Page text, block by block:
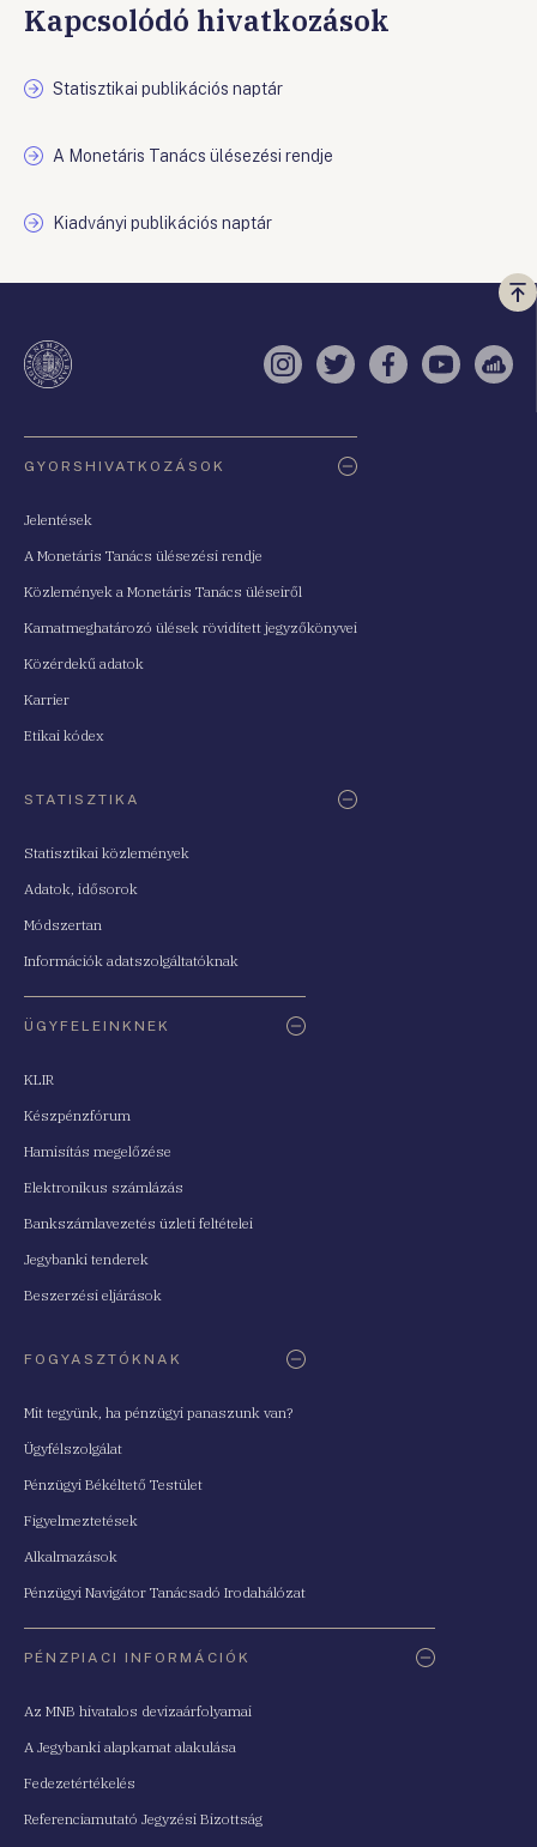
Kapcsolódó hivatkozások
Statisztikai publikációs naptár
A Monetáris Tanács ülésezési rendje
Kiadványi publikációs naptár
a
Instagram
TwitterFacebook
YouTube
GYORSHIVATKOZÁSOK
Jelentések
A Monetáris Tanács ülésezési rendje
Közlemények a Monetáris Tanács üléseiről
Kamatmeghatározó ülések rövidített jegyzőkönyvei
Közérdekű adatok
Karrier
Etikai kódex
STATISZTIKA
Statisztikai közlemények
Adatok, idősorok
Módszertan
Információk adatszolgáltatóknak
ÜGYFELEINKNEK
KLIR
Készpénzfórum
Hamisítás megelőzése
Elektronikus számlázás
Bankszámlavezetés üzleti feltételei
Jegybanki tenderek
Beszerzési eljárások
FOGYASZTÓKNAK
Mit tegyünk, ha pénzügyi panaszunk van?
Ügyfélszolgálat
Pénzügyi Békéltető Testület
Figyelmeztetések
Alkalmazások
Pénzügyi Navigátor Tanácsadó Irodahálózat
PÉNZPIACI INFORMÁCIÓK
Az MNB hivatalos devizaárfolyamai
A Jegybanki alapkamat alakulása
Fedezetértékelés
Referenciamutató Jegyzési Bizottság